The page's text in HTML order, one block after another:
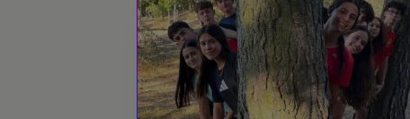
20:30 – 21:30 / Dinner time!
21:45 - 23:00 / Night Party!
23:30 / Lights out